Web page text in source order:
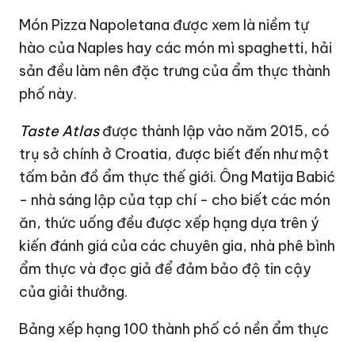
Món Pizza Napoletana được xem là niềm tự
hào của Naples hay các món mì spaghetti, hải
sản đều làm nên đặc trưng của ẩm thực thành
phố này.
Taste Atlasđược thành lập vào năm 2015, có
trụ sở chính ở Croatia, được biết đến như một
tấm bản đồ ẩm thực thế giới. Ông Matija Babić
- nhà sáng lập của tạp chí - cho biết các món
ăn, thức uống đều được xếp hạng dựa trên ý
kiến đánh giá của các chuyên gia, nhà phê bình
ẩm thực và đọc giả để đảm bảo độ tin cậy
của giải thưởng.
Bảng xếp hạng 100 thành phố có nền ẩm thực